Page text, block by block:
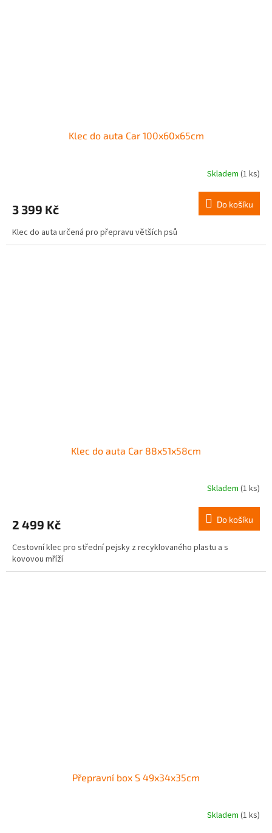
Klec do auta Car 100x60x65cm
Skladem (1 ks)
3 399 Kč Do košíku
Klec do auta určená pro přepravu větších psů
Klec do auta Car 88x51x58cm
Skladem (1 ks)
2 499 Kč Do košíku
Cestovní klec pro střední pejsky z recyklovaného plastu a s
kovovou mříží
Přepravní box S 49x34x35cm
Skladem (1 ks)